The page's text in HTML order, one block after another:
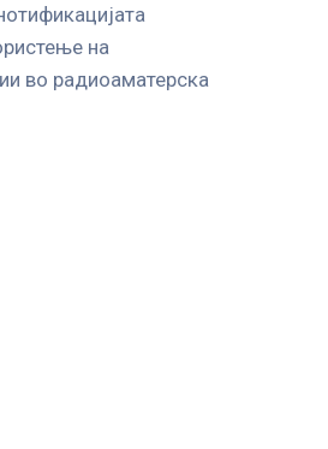
на
во радиоаматерска